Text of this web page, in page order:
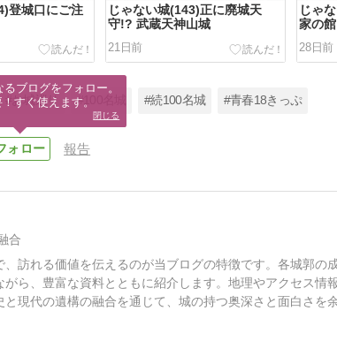
登城口にご注
じゃない城(143)正に廃城天
守!? 武蔵天神山城
21日前
じゃ
家の
28日前
#お城巡り #100名城 #続100名城 #青春18きっぷ
報告
合
訪れる価値を伝えるのが当ブログの特徴です。各城郭の
ら、豊富な資料とともに紹介します。地理やアクセス情
現代の遺構の融合を通じて、城の持つ奥深さと面白さを
るブログをフォロー。
すぐ使えます。
閉じる